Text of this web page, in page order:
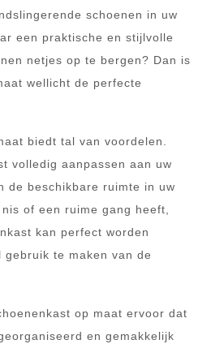
schoenen in uw
een praktische en stijlvolle
netjes op te bergen? Dan is
wellicht de perfecte
biedt tal van voordelen.
volledig aanpassen aan uw
de beschikbare ruimte in uw
of een ruime gang heeft,
kan perfect worden
te maken van de
op maat ervoor dat
en gemakkelijk